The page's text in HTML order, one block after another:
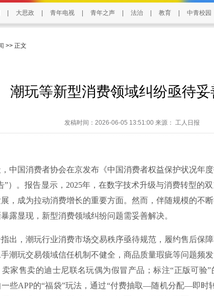
大思政 青年电视 青年之声 法治 教育 中青校园
>> 正文
潮玩等新型消费领域纠纷亟待妥
发稿时间：2026-06-05 13:51:00 来源： 工人日报
国消费者协会在京发布《中国消费者权益保护状况年度
”）。报告显示，2025年，在数字技术升级与消费转型的
，成为拉动消费增长的重要方面。然而，伴随规模的不
露显现，新型消费领域纠纷问题需妥善解决。
，潮玩行业消费市场交易秩序亟待规范，履约售后保障
潮玩交易领域信任机制不健全，商品质量瑕疵等问题频
家售卖的迪士尼联名玩偶为假冒产品；标注“正版可验
些APP的“福袋”玩法，通过“付费抽取—随机分配—即时